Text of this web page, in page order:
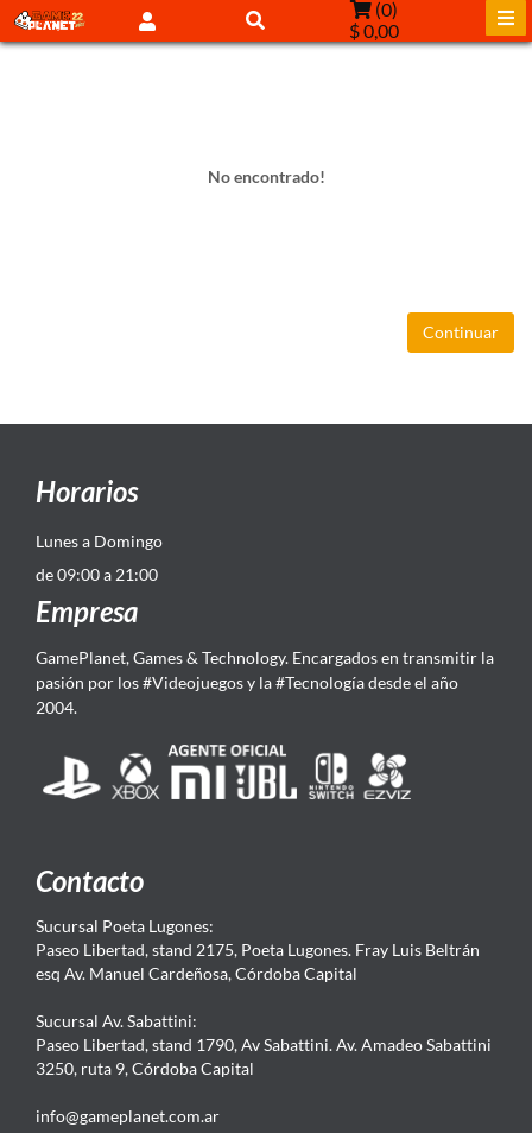
(0)
$ 0,00
No encontrado!
Continuar
Horarios
Lunes a Domingo
de 09:00 a 21:00
Empresa
GamePlanet, Games & Technology. Encargados en transmitir la
pasión por los #Videojuegos y la #Tecnología desde el año
2004.
Contacto
Sucursal Poeta Lugones:
Paseo Libertad, stand 2175, Poeta Lugones. Fray Luis Beltrán
esq Av. Manuel Cardeñosa, Córdoba Capital
Sucursal Av. Sabattini:
Paseo Libertad, stand 1790, Av Sabattini. Av. Amadeo Sabattini
3250, ruta 9, Córdoba Capital
info@gameplanet.com.ar